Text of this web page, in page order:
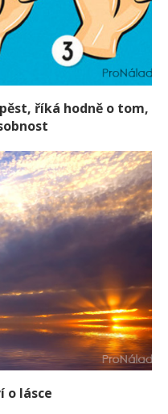
říká hodně o tom,
o lásce